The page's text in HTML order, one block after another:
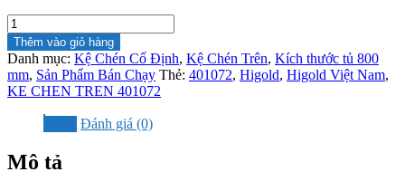
Kệ
chén
2
tầng
âm
tủ
401072
số
Thêm vào giỏ hàng
Danh mục: Kệ Chén Cố Định, Kệ Chén Trên, Kích thước tủ 800
mm, Sản Phẩm Bán Chạy Thẻ: 401072, Higold, Higold Việt Nam,
KE CHEN TREN 401072
Đánh giá (0)
Mô tả